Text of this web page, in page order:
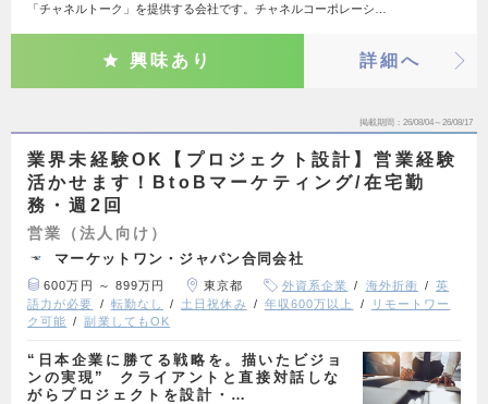
「チャネルトーク」を提供する会社です。チャネルコーポレーシ…
興味あり 詳細へ
掲載期間 26/08/04～26/08/17
業界未経験OK【プロジェクト設計】営業経験
活かせます！BtoBマーケティング/在宅勤
務・週2回
営業（法人向け）
マーケットワン・ジャパン合同会社
600万円 ～ 899万円 東京都 外資系企業 海外折衝
英
語力が必要
転勤なし 土日祝休み 年収600万以上
リモートワー
ク可能
副業してもOK
“日本企業に勝てる戦略を。描いたビジョ
ンの実現” クライアントと直接対話しな
がらプロジェクトを設計・…